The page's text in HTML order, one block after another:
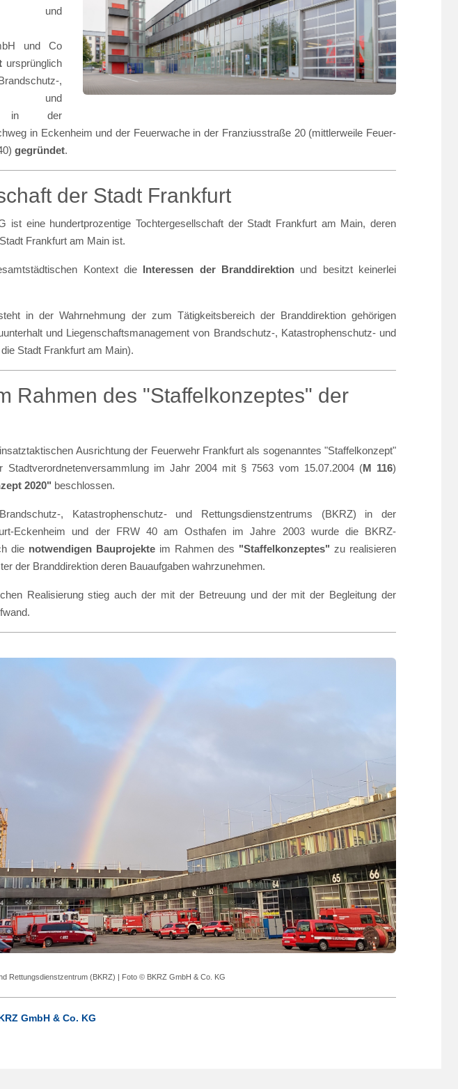
und
und Co
ursprünglich
,
und
in der
in Eckenheim und der Feuerwache in der Franziusstraße 20 (mittlerweile Feuer-
gegründet.
der Stadt Frankfurt
ist eine hundertprozentige Tochtergesellschaft der Stadt Frankfurt am Main, deren
Frankfurt am Main ist.
Kontext die Interessen der Branddirektion und besitzt keinerlei
in der Wahrnehmung der zum Tätigkeitsbereich der Branddirektion gehörigen
und Liegenschaftsmanagement von Brandschutz-, Katastrophenschutz- und
Stadt Frankfurt am Main).
Rahmen des "Staffelkonzeptes" der
Ausrichtung der Feuerwehr Frankfurt als sogenanntes "Staffelkonzept"
Stadtverordnetenversammlung im Jahr 2004 mit § 7563 vom 15.07.2004 (M 116)
2020" beschlossen.
, Katastrophenschutz- und Rettungsdienstzentrums (BKRZ) in der
Eckenheim und der FRW 40 am Osthafen im Jahre 2003 wurde die BKRZ-
die notwendigen Bauprojekte im Rahmen des "Staffelkonzeptes" zu realisieren
der Branddirektion deren Bauaufgaben wahrzunehmen.
Realisierung stieg auch der mit der Betreuung und der mit der Begleitung der
Rettungsdienstzentrum (BKRZ) | Foto © BKRZ GmbH & Co. KG
GmbH & Co. KG